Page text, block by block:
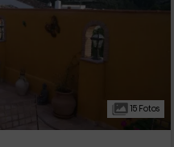
15 Fotos